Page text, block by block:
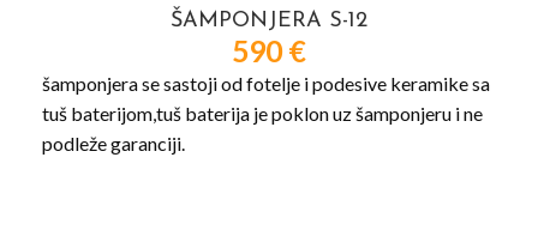
ŠAMPONJERA S-12
590€
šamponjera se sastoji od fotelje i podesive keramike sa
tuš baterijom,tuš baterija je poklon uz šamponjeru i ne
podleže garanciji.